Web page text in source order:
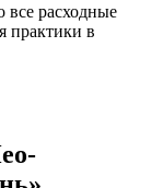
расходные
практики в